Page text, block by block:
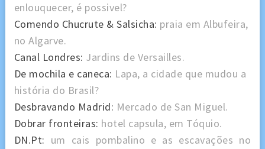
enlouquecer, é possivel?
Comendo Chucrute & Salsicha: praia em Albufeira,
no Algarve.
Canal Londres: Jardins de Versailles.
De mochila e caneca: Lapa, a cidade que mudou a
história do Brasil?
Desbravando Madrid: Mercado de San Miguel.
Dobrar fronteiras: hotel capsula, em Tóquio.
DN.Pt: um cais pombalino e as escavações no